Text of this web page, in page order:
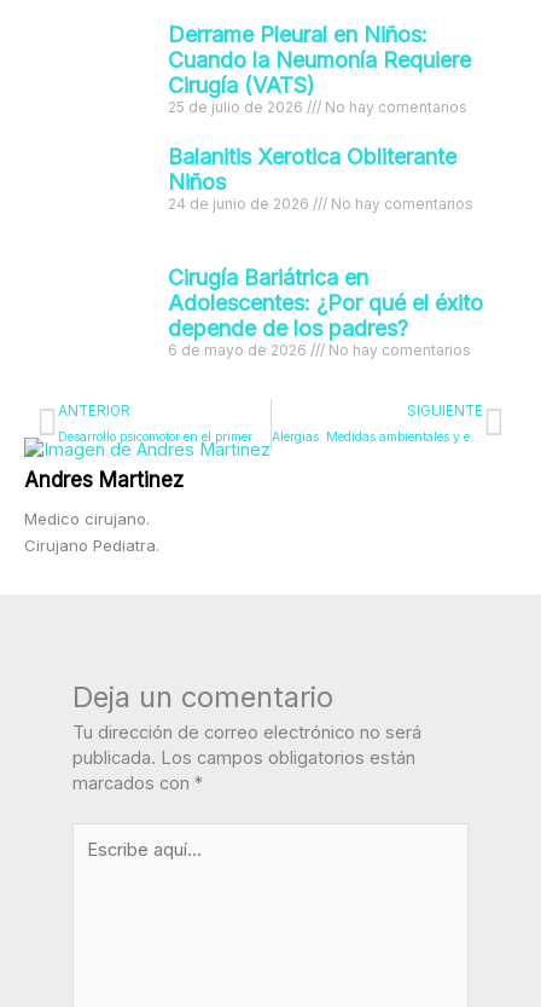
Andres Martinez
Medico cirujano.
Cirujano Pediatra.
Derrame Pleural en Niños:
Cuando la Neumonía Requiere
Cirugía (VATS)
25 de julio de 2026 No hay comentarios
Balanitis Xerotica Obliterante
Niños
24 de junio de 2026 No hay comentarios
Cirugía Bariátrica en
Adolescentes: ¿Por qué el éxito
depende de los padres?
6 de mayo de 2026 No hay comentarios
Ant
ANTERIOR SIGUIENTE
Alergias: Medidas ambientales y estilo de vida.
Deja un comentario
Tu dirección de correo electrónico no será
publicada. Los campos obligatorios están
marcados con *
aquí...